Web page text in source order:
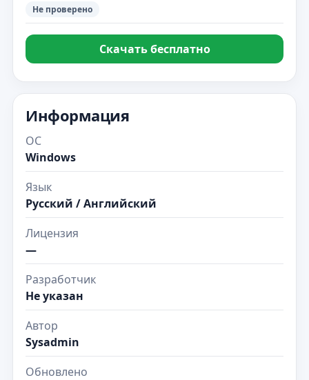
Не проверено
Скачать бесплатно
Информация
ОС
Windows
Язык
Русский / Английский
Лицензия
—
Разработчик
Не указан
Автор
Sysadmin
Обновлено